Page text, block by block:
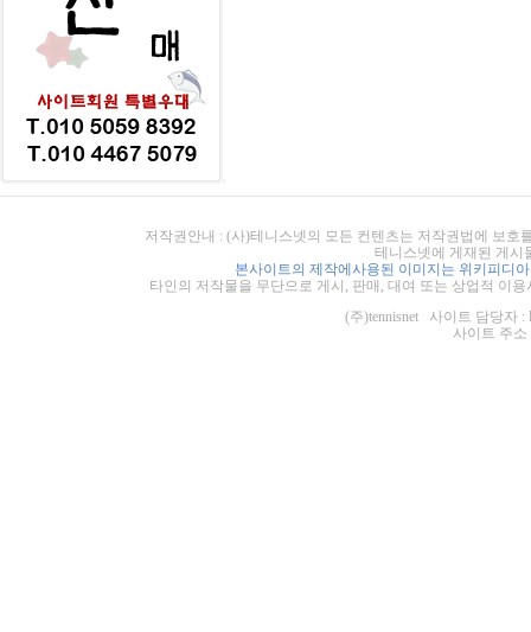
저작권안내 : (사)테니스넷의 모든 컨텐츠는 저작권법에 보
테니스넷에 게재된 게시
본사이트의 제작에사용된 이미지는 위키피디
타인의 저작물을 무단으로 게시, 판매, 대여 또는 상업적 이
(주)tennisnet 사이트 담당자 :
사이트 주